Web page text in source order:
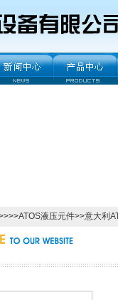
ATOS液压元件>>意大利